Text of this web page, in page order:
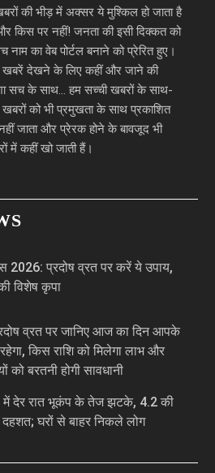
की भीड़ में अक्सर ये मुश्किल हो जाता है
किस पर नहीं! जनता की इसी दिक्कत को
का वेब पोर्टल बनाने को प्रेरित हुए।
देखने के लिए कहीं और जाने की
सच के साथ… हम सच्ची खबरों के साथ-
को भी प्रमुखता के साथ प्रकाशित
जाता और प्रेरक होने के बावजूद भी
में कहीं खो जाती हैं।
2026: प्रदोष व्रत पर करें ये उपाय,
विशेष कृपा
व्रत पर जानिए आज का दिन आपके
किस राशि को मिलेगा लाभ और
को बरतनी होगी सावधानी
में देर रात भूकंप के तेज झटके, 4.2 की
दहशत; घरों से बाहर निकले लोग